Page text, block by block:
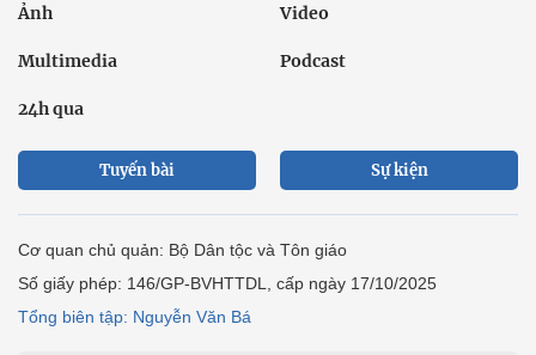
Ảnh Video
Multimedia Podcast
24h qua
Tuyến bài Sự kiện
Cơ quan chủ quản: Bộ Dân tộc và Tôn giáo
Số giấy phép: 146/GP-BVHTTDL, cấp ngày 17/10/2025
Tổng biên tập: Nguyễn Văn Bá